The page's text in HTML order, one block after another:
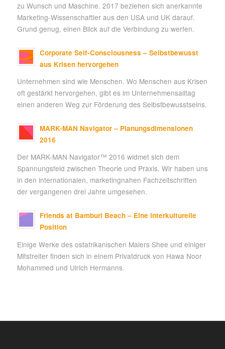
zu Wunsch und Maschine. 2017 beziehen sich anerkannte
Marketing-Wissenschaftler aus den USA und UK darauf.
Grund genug, einen Blick auf die Verbindung zu werfen.
Corporate Self-Consciousness – Selbstbewusst
aus Krisen hervorgehen
Unternehmen sind wie Menschen. Wo Menschen aus Krisen
oft gestärkt hervorgehen, gibt es im Unternehmensalltag
einen anderen Weg zur Förderung des Selbstbewusstseins.
MARK-MAN Navigator – Planungsdimensionen
2016
Der MARK-MAN Navigator™ 2016 widmet sich dem
Spannungsfeld zwischen Theorie und Praxis. Wir haben uns
in den internationalen, marketingnahen Fachzeitschriften
der vergangenen drei Jahre umgesehen.
Friends at Bamburi Beach – Eine interkulturelle
Position
Einige Werke des ostafrikanischen Malers Shee und einiger
Mitstreiter finden sich in einem Privatdruck von Hawa Noor
Mohammed und Ulrich Hermanns.